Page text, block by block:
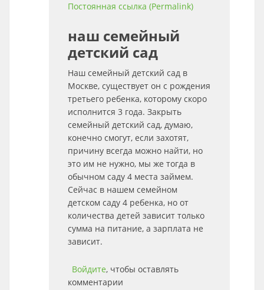
Постоянная ссылка (Permalink)
наш семейный
детский сад
Наш семейный детский сад в
Москве, существует он с рождения
третьего ребенка, которому скоро
исполнится 3 года. Закрыть
семейный детский сад, думаю,
конечно смогут, если захотят,
причину всегда можно найти, но
это им не нужно, мы же тогда в
обычном саду 4 места займем.
Сейчас в нашем семейном
детском саду 4 ребенка, но от
количества детей зависит только
сумма на питание, а зарплата не
зависит.
Войдите, чтобы оставлять
комментарии